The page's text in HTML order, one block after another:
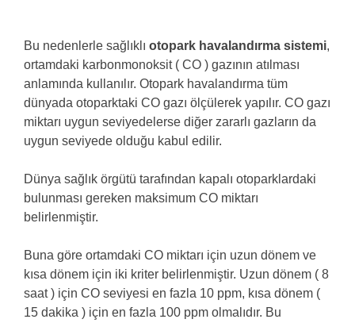
Bu nedenlerle sağlıklı otopark havalandırma sistemi,
ortamdaki karbonmonoksit ( CO ) gazının atılması
anlamında kullanılır. Otopark havalandırma tüm
dünyada otoparktaki CO gazı ölçülerek yapılır. CO gazı
miktarı uygun seviyedelerse diğer zararlı gazların da
uygun seviyede olduğu kabul edilir.
Dünya sağlık örgütü tarafından kapalı otoparklardaki
bulunması gereken maksimum CO miktarı
belirlenmiştir.
Buna göre ortamdaki CO miktarı için uzun dönem ve
kısa dönem için iki kriter belirlenmiştir. Uzun dönem ( 8
saat ) için CO seviyesi en fazla 10 ppm, kısa dönem (
15 dakika ) için en fazla 100 ppm olmalıdır. Bu